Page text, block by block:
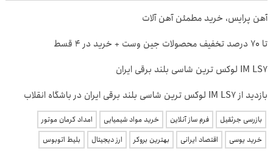
آهن پرایس، خرید مطمئن آهن آلات
تا 70 درصد تخفیف محصولات جین وست + خرید در 4 قسط
IM LS7 لوکس ترین شاسی بلند برقی ایران
بازدید از IM LS7 لوکس ترین شاسی بلند برقی ایران در باشگاه انقلاب
بازرسی جرثقیل فرم ساز آنلاین خرید مواد شیمیایی
امداد کرمان موتور
خرید یوسی
اقتصاد ایرانی بهترین بروکر ارز دیجیتال بلیط اتوبوس